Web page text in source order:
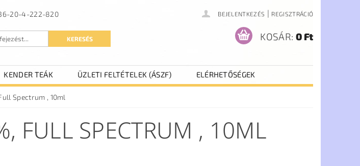
20-4-222-820 BEJELENTKEZÉS | REGISZTRÁCIÓ
KOSÁR: 0 Ft
KENDER TEÁK ÜZLETI FELTÉTELEK (ÁSZF) ELÉRHETŐSÉGEK
Spectrum , 10ml
FULL SPECTRUM , 10ML